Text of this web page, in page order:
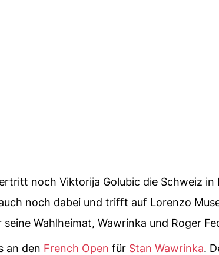
noch Viktorija Golubic die Schweiz in
noch dabei und trifft auf Lorenzo
Wahlheimat, Wawrinka und Roger
an den French Open für Stan Wawrinka.